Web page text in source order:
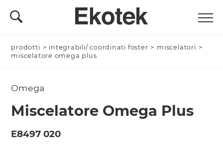
prodotti > integrabili/ coordinati foster > miscelatori >
miscelatore omega plus
Omega
Miscelatore Omega Plus
E8497 020
Nominativo *